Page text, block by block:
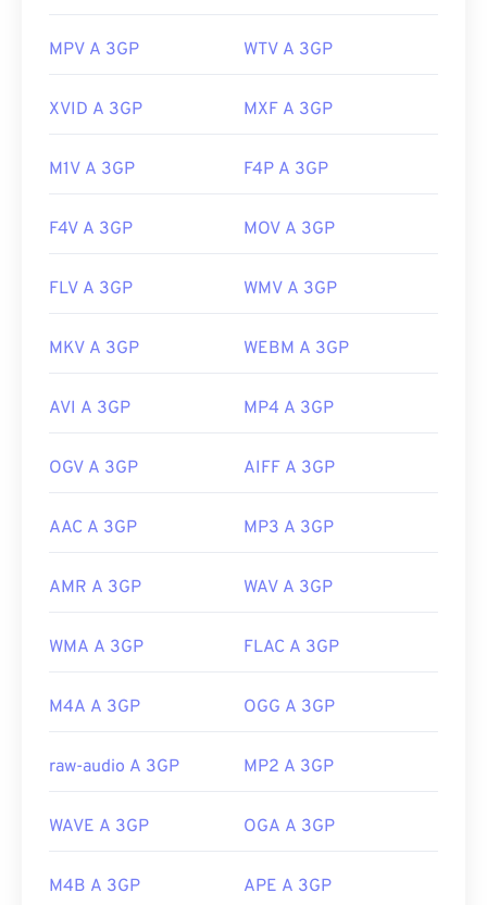
Link utili:
MPV A 3GP WTV A 3GP
XVID A 3GP MXF A 3GP
M1V A 3GP F4P A 3GP
F4V A 3GP MOV A 3GP
FLV A 3GP WMV A 3GP
MKV A 3GP WEBM A 3GP
AVI A 3GP MP4 A 3GP
OGV A 3GP AIFF A 3GP
AAC A 3GP MP3 A 3GP
AMR A 3GP WAV A 3GP
WMA A 3GP FLAC A 3GP
M4A A 3GP OGG A 3GP
raw-audio A 3GP MP2 A 3GP
WAVE A 3GP OGA A 3GP
M4B A 3GP APE A 3GP